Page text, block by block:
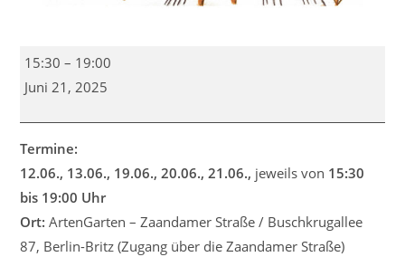
Wir
laden
zu
den
kreativen
Workshops
„BAUMeister“
im
15:30 – 19:00
Juni 21, 2025
Termine:
12.06., 13.06., 19.06., 20.06., 21.06., jeweils von 15:30
bis 19:00 Uhr
Ort: ArtenGarten – Zaandamer Straße / Buschkrugallee
87, Berlin-Britz (Zugang über die Zaandamer Straße)